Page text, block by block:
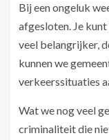
Bij een ongeluk
afgesloten. Je
veel belangrijker,
kunnen we
verkeerssituaties
Wat we nog veel
criminaliteit die